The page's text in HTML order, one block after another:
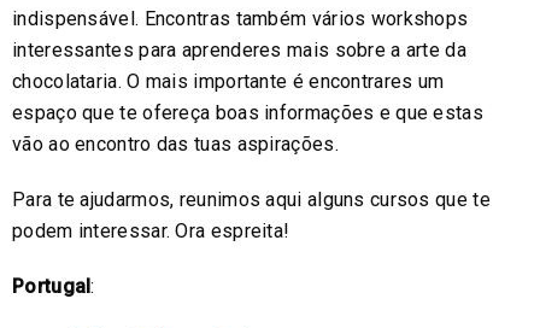
indispensável. Encontras também vários workshops
interessantes para aprenderes mais sobre a arte da
chocolataria. O mais importante é encontrares um
espaço que te ofereça boas informações e que estas
vão ao encontro das tuas aspirações.
Para te ajudarmos, reunimos aqui alguns cursos que te
podem interessar. Ora espreita!
Portugal: